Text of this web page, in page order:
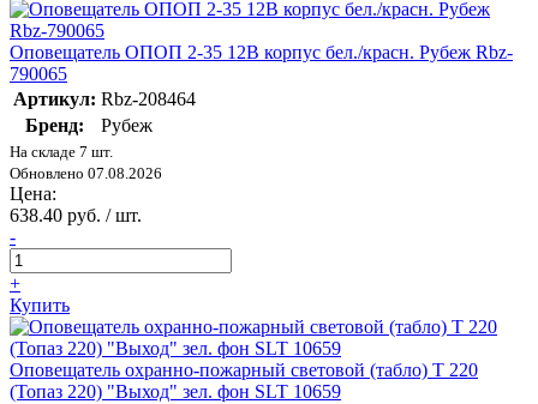
Оповещатель ОПОП 2-35 12В корпус бел./красн. Рубеж Rbz-
790065
Артикул: Rbz-208464
Бренд:
Рубеж
На складе 7 шт.
Обновлено 07.08.2026
Цена:
638.40 руб. / шт.
-
+
Купить
Оповещатель охранно-пожарный световой (табло) Т 220
(Топаз 220) "Выход" зел. фон SLT 10659